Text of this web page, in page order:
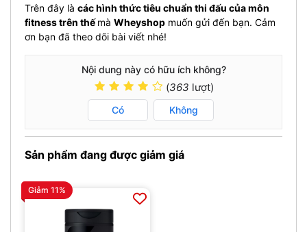
Trên đây là các hình thức tiêu chuẩn thi đấu của môn
fitness trên thếmà Wheyshop muốn gửi đến bạn. Cảm
ơn bạn đã theo dõi bài viết nhé!
Nội dung này có hữu ích không?
(363 lượt)
Có Không
Sản phẩm đang được giảm giá
Giảm 11%